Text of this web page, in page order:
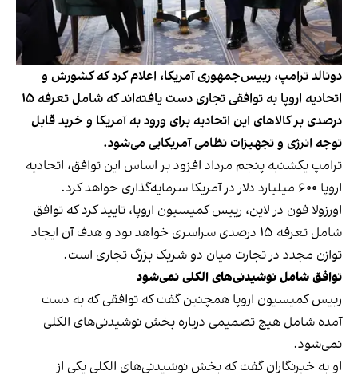
دونالد ترامپ، رییس‌جمهوری آمریکا، اعلام کرد که کشورش و
اتحادیه اروپا به توافقی تجاری دست یافته‌اند که شامل تعرفه ۱۵
درصدی بر کالاهای این اتحادیه برای ورود به آمریکا و خرید قابل
توجه انرژی و تجهیزات نظامی آمریکایی می‌شود.
ترامپ یکشنبه پنجم مرداد افزود بر اساس این توافق، اتحادیه
اروپا ۶۰۰ میلیارد دلار در آمریکا سرمایه‌گذاری خواهد کرد.
اورزولا فون در لاین، رییس کمیسیون اروپا، تایید کرد که توافق
شامل تعرفه ۱۵ درصدی سراسری خواهد بود و هدف آن ایجاد
توازن مجدد در تجارت میان دو شریک بزرگ تجاری است.
توافق شامل نوشیدنی‌های الکلی نمی‌شود
رییس کمیسیون اروپا همچنین گفت که توافقی که به دست
آمده شامل هیچ تصمیمی درباره بخش نوشیدنی‌های الکلی
نمی‌شود.
او به خبرنگاران گفت که بخش نوشیدنی‌های الکلی یکی از